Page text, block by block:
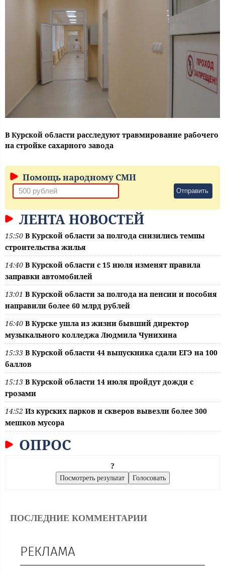
В Курской области расследуют травмирование рабочего
на стройке сахарного завода
Помощь народному СМИ
Отправить
ЛЕНТА НОВОСТЕЙ
15:50 В Курской области за полгода снизились темпы
строительства жилья
14:40 В Курской области с 15 июля изменят правила
заправки автомобилей
13:01 В Курской области за полгода на пенсии и пособия
направили более 60 млрд рублей
16:40 В Курске ушла из жизни бывший директор
музыкального колледжа Людмила Чунихина
15:33 В Курской области 44 выпускника сдали ЕГЭ на 100
баллов
15:13 В Курской области 14 июля пройдут дожди с
грозами
14:52 Из курских парков и скверов вывезли более 300
мешков мусора
ОПРОС
?
ПОСЛЕДНИЕ КОММЕНТАРИИ
РЕКЛАМА